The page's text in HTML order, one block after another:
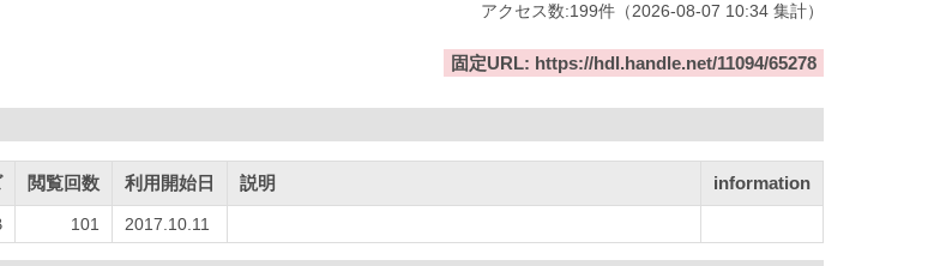
アクセス数:199件 （2026-08-07 10:34 集計）
固定URL: https://hdl.handle.net/11094/65278
閲覧回数 利用開始日 説明 information
101 2017.10.11